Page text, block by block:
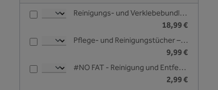
Reinigungs- und Verklebebundle - Unleazhed
18,99 €
Pflege- und Reinigungstücher – Unleazhed
9,99 €
#NO FAT - Reinigung und Entfettungsliquid - 25 ml
2,99 €